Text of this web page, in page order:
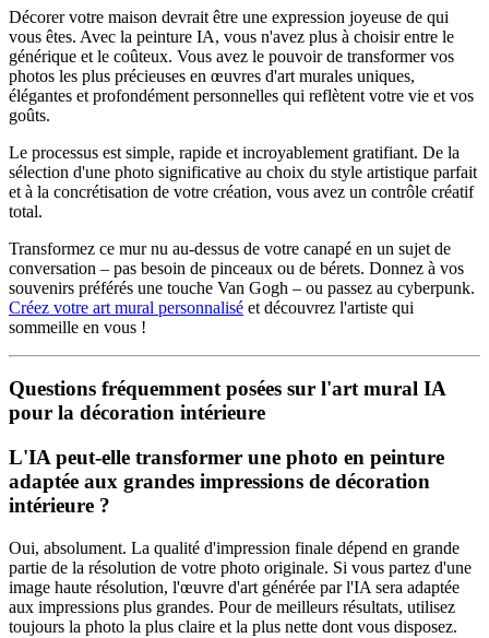
Décorer votre maison devrait être une expression joyeuse de qui
vous êtes. Avec la peinture IA, vous n'avez plus à choisir entre le
générique et le coûteux. Vous avez le pouvoir de transformer vos
photos les plus précieuses en œuvres d'art murales uniques,
élégantes et profondément personnelles qui reflètent votre vie et vos
goûts.
Le processus est simple, rapide et incroyablement gratifiant. De la
sélection d'une photo significative au choix du style artistique parfait
et à la concrétisation de votre création, vous avez un contrôle créatif
total.
Transformez ce mur nu au-dessus de votre canapé en un sujet de
conversation – pas besoin de pinceaux ou de bérets. Donnez à vos
souvenirs préférés une touche Van Gogh – ou passez au cyberpunk.
Créez votre art mural personnalisé et découvrez l'artiste qui
sommeille en vous !
Questions fréquemment posées sur l'art mural IA
pour la décoration intérieure
L'IA peut-elle transformer une photo en peinture
adaptée aux grandes impressions de décoration
intérieure ?
Oui, absolument. La qualité d'impression finale dépend en grande
partie de la résolution de votre photo originale. Si vous partez d'une
image haute résolution, l'œuvre d'art générée par l'IA sera adaptée
aux impressions plus grandes. Pour de meilleurs résultats, utilisez
toujours la photo la plus claire et la plus nette dont vous disposez.